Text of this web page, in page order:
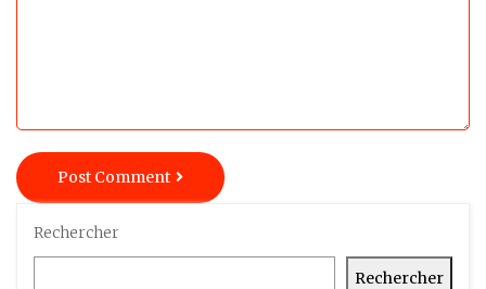
Post Comment
Rechercher
Rechercher